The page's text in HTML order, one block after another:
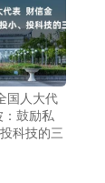
国人大代
鼓励私
科技的三